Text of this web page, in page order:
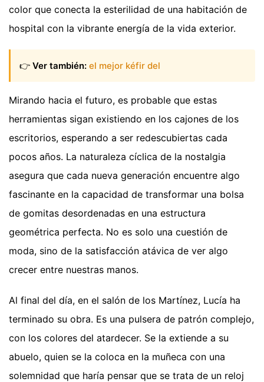
color que conecta la esterilidad de una habitación de
hospital con la vibrante energía de la vida exterior.
👉 Ver también: el mejor kéfir del
Mirando hacia el futuro, es probable que estas
herramientas sigan existiendo en los cajones de los
escritorios, esperando a ser redescubiertas cada
pocos años. La naturaleza cíclica de la nostalgia
asegura que cada nueva generación encuentre algo
fascinante en la capacidad de transformar una bolsa
de gomitas desordenadas en una estructura
geométrica perfecta. No es solo una cuestión de
moda, sino de la satisfacción atávica de ver algo
crecer entre nuestras manos.
Al final del día, en el salón de los Martínez, Lucía ha
terminado su obra. Es una pulsera de patrón complejo,
con los colores del atardecer. Se la extiende a su
abuelo, quien se la coloca en la muñeca con una
solemnidad que haría pensar que se trata de un reloj